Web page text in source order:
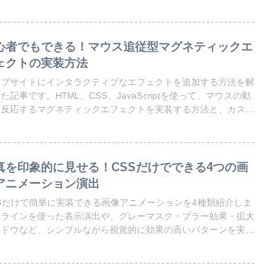
者でもできる！マウス追従型マグネティックエ
クトの実装方法
ブサイトにインタラクティブなエフェクトを追加する方法を解
記事です。HTML、CSS、JavaScriptを使って、マウスの動
反応するマグネティックエフェクトを実装する方法と、カスタ
を印象的に見せる！CSSだけでできる4つの画
ニメーション演出
けで簡単に実装できる画像アニメーションを4種類紹介しま
インを使った表示演出や、グレーマスク・ブラー効果・拡大
ウなど、シンプルながら視覚的に効果の高いパターンを実装